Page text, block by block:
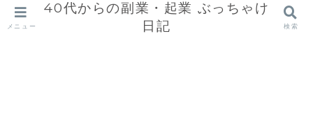
メニュー
40代からの副業・起業 ぶっちゃけ
日記
検索